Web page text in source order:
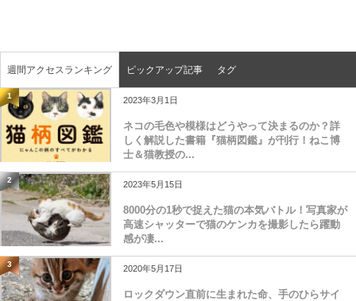
週間アクセスランキング ピックアップ記事 タグ
1 2023年3月1日
ネコの毛色や模様はどうやって決まるのか？詳
しく解説した書籍『猫柄図鑑』が刊行！ねこ博
士＆猫教授の...
2 2023年5月15日
8000分の1秒で捉えた猫の本気バトル！写真家が
高速シャッターで猫のケンカを撮影したら躍動
感が凄...
3 2020年5月17日
ロックダウン直前に生まれた命、手のひらサイ